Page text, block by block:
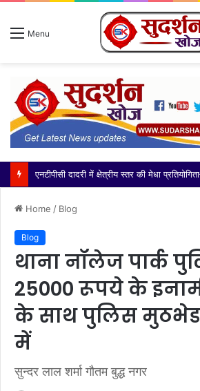
Menu
Home / Blog
Blog
थाना नॉलेज पार्क
25000 रूपये के
के साथ पुलिस
में
सुन्दर लाल शर्मा गौतम बुद्ध नगर